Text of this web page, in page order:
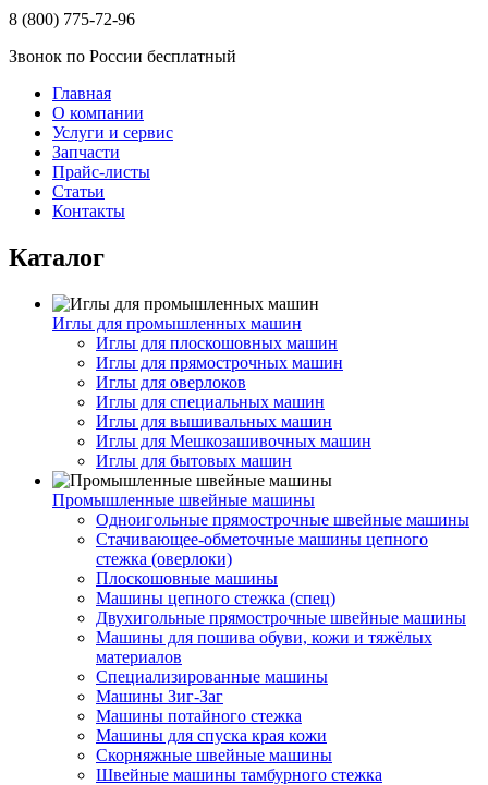
8 (800) 775-72-96
Звонок по России бесплатный
Главная
О компании
Услуги и сервис
Запчасти
Прайс-листы
Статьи
Контакты
Каталог
Иглы для промышленных машин
Иглы для плоскошовных машин
Иглы для прямострочных машин
Иглы для оверлоков
Иглы для специальных машин
Иглы для вышивальных машин
Иглы для Мешкозашивочных машин
Иглы для бытовых машин
Промышленные швейные машины
Одноигольные прямострочные швейные машины
Стачивающее-обметочные машины цепного
стежка (оверлоки)
Плоскошовные машины
Машины цепного стежка (спец)
Двухигольные прямострочные швейные машины
Машины для пошива обуви, кожи и тяжёлых
материалов
Специализированные машины
Машины Зиг-Заг
Машины потайного стежка
Машины для спуска края кожи
Скорняжные швейные машины
Швейные машины тамбурного стежка